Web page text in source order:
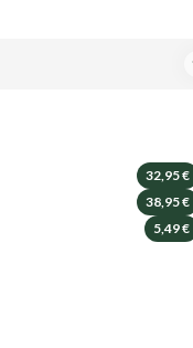
32,95 €
38,95 €
5,49 €